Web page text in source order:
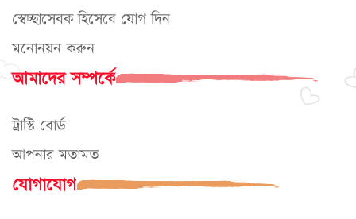
স্বেচ্ছাসেবক হিসেবে যোগ দিন
মনোনয়ন করুন
আমাদের সম্পর্কে
ট্রাস্টি বোর্ড
আপনার মতামত
যোগাযোগ